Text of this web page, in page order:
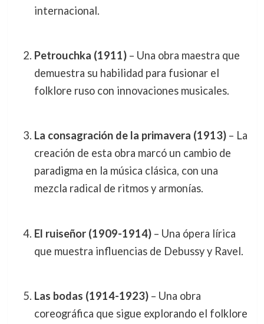
internacional.
Petrouchka (1911)– Una obra maestra que
demuestra su habilidad para fusionar el
folklore ruso con innovaciones musicales.
La consagración de la primavera (1913)– La
creación de esta obra marcó un cambio de
paradigma en la música clásica, con una
mezcla radical de ritmos y armonías.
El ruiseñor (1909-1914)– Una ópera lírica
que muestra influencias de Debussy y Ravel.
Las bodas (1914-1923)– Una obra
coreográfica que sigue explorando el folklore